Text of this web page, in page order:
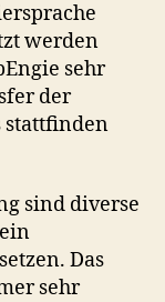
werden
sehr
der
stattfinden
sind diverse
Das
sehr